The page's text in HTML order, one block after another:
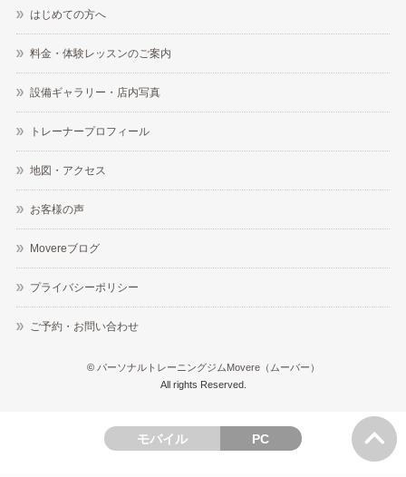
はじめての方へ
料金・体験レッスンのご案内
設備ギャラリー・店内写真
トレーナープロフィール
地図・アクセス
お客様の声
Movereブログ
プライバシーポリシー
ご予約・お問い合わせ
© パーソナルトレーニングジムMovere（ムーバー）
All rights Reserved.
モバイル PC